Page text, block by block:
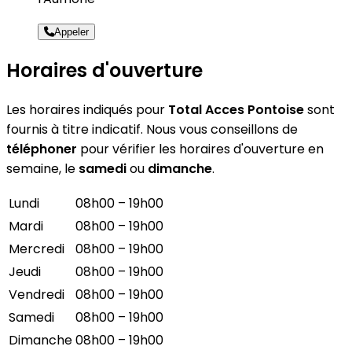
Appeler
Horaires d'ouverture
Les horaires indiqués pour Total Acces Pontoisesont
fournis à titre indicatif. Nous vous conseillons de
téléphoner pour vérifier les horaires d'ouverture en
semaine, le samediou dimanche.
Lundi
08h00 – 19h00
Mardi
08h00 – 19h00
Mercredi
08h00 – 19h00
Jeudi
08h00 – 19h00
Vendredi
08h00 – 19h00
Samedi
08h00 – 19h00
Dimanche08h00 – 19h00